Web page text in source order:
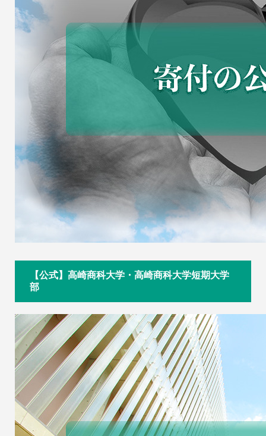
【公式】高崎商科大学・高崎商科大学短期大学
部